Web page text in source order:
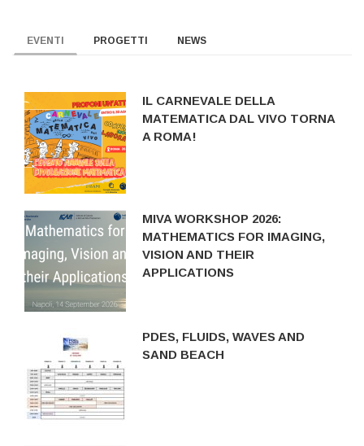
EVENTI PROGETTI NEWS
IL CARNEVALE DELLA
MATEMATICA DAL VIVO TORNA
A ROMA!
MIVA WORKSHOP 2026:
MATHEMATICS FOR IMAGING,
VISION AND THEIR
APPLICATIONS
PDES, FLUIDS, WAVES AND
SAND BEACH